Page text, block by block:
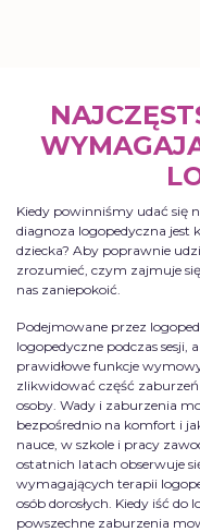
Kiedy powinniśmy udać się
diagnoza logopedyczna jest
dziecka? Aby poprawnie
zrozumieć, czym zajmuje
nas zaniepokoić.
Podejmowane przez
logopedyczne podczas
prawidłowe funkcje
zlikwidować część
osoby. Wady i zaburzenia
bezpośrednio na komfort i
nauce, w szkole i pracy
ostatnich latach obserwuje
wymagających terapii
osób dorosłych. Kiedy iść
powszechne zaburzenia